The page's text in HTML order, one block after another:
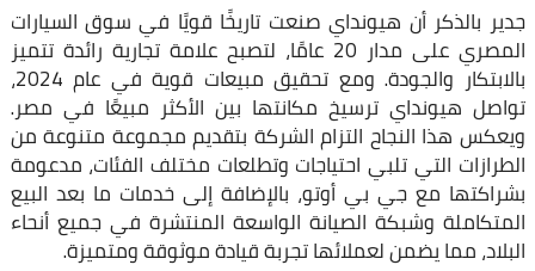
جدير بالذكر أن هيونداي صنعت تاريخًا قويًا في سوق السيارات
المصري على مدار 20 عامًا، لتصبح علامة تجارية رائدة تتميز
بالابتكار والجودة. ومع تحقيق مبيعات قوية في عام 2024،
تواصل هيونداي ترسيخ مكانتها بين الأكثر مبيعًا في مصر.
ويعكس هذا النجاح التزام الشركة بتقديم مجموعة متنوعة من
الطرازات التي تلبي احتياجات وتطلعات مختلف الفئات، مدعومة
بشراكتها مع جي بي أوتو، بالإضافة إلى خدمات ما بعد البيع
المتكاملة وشبكة الصيانة الواسعة المنتشرة في جميع أنحاء
البلاد، مما يضمن لعملائها تجربة قيادة موثوقة ومتميزة.